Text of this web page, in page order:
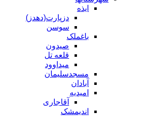
ایذه
دزپارت(دهدز)
سوسن
باغملک
صیدون
قلعه تل
میداوود
مسجدسلیمان
آبادان
امیدیه
آقاجاری
اندیمشک